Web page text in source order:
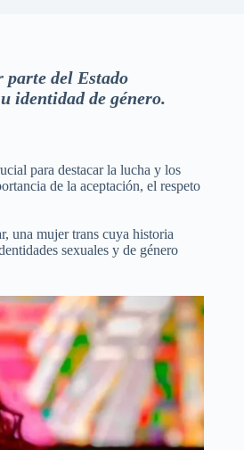
parte del Estado
identidad de género.
para destacar la lucha y los
de la aceptación, el respeto
una mujer trans cuya historia
sexuales y de género